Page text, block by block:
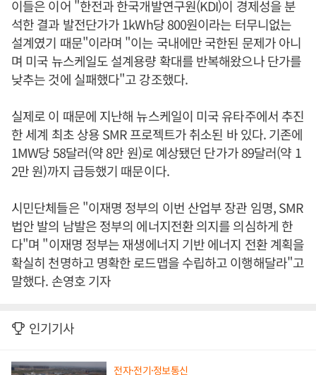
이들은 이어 "한전과 한국개발연구원(KDI)이 경제성을 분
석한 결과 발전단가가 1kWh당 800원이라는 터무니없는
설계였기 때문"이라며 "이는 국내에만 국한된 문제가 아니
며 미국 뉴스케일도 설계용량 확대를 반복해왔으나 단가를
낮추는 것에 실패했다"고 강조했다.
실제로 이 때문에 지난해 뉴스케일이 미국 유타주에서 추진
한 세계 최초 상용 SMR 프로젝트가 취소된 바 있다. 기존에
1MW당 58달러(약 8만 원)로 예상됐던 단가가 89달러(약 1
2만 원)까지 급등했기 때문이다.
시민단체들은 "이재명 정부의 이번 산업부 장관 임명, SMR
법안 발의 남발은 정부의 에너지전환 의지를 의심하게 한
다"며 "이재명 정부는 재생에너지 기반 에너지 전환 계획을
확실히 천명하고 명확한 로드맵을 수립하고 이행해달라"고
말했다. 손영호 기자
인기기사
전자·전기·정보통신